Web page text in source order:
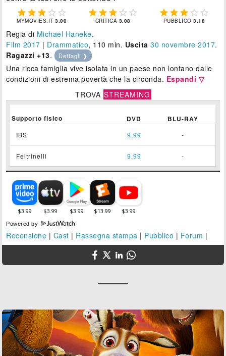
    
MYMOVIES.IT3.00
    
CRITICA 3.08
    
PUBBLICO3.18
Regia di Michael Haneke.
Film 2017 | Drammatico, 110 min. Uscita 30 novembre 2017.
Ragazzi +13. Dettagli ❯
Una ricca famiglia vive isolata in un paese non lontano dalle
condizioni di estrema povertà che la circonda. Espandi ▽
TROVA STREAMING
Supporto fisico DVD BLU-RAY
IBS 9,99 -
Feltrinelli 9,99 -
Powered by
Recensione | Cast | Rassegna stampa | Pubblico | Forum |